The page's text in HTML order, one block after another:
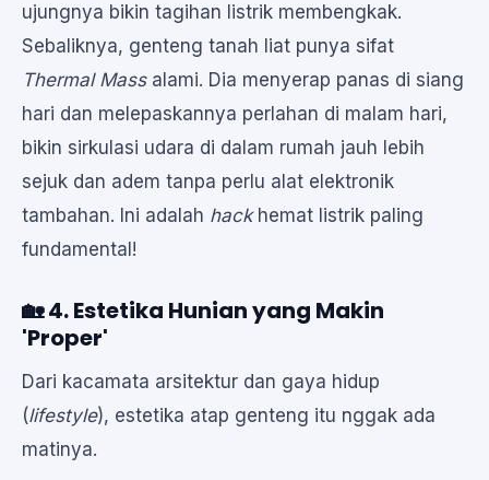
ujungnya bikin tagihan listrik membengkak.
Sebaliknya, genteng tanah liat punya sifat
Thermal Massalami. Dia menyerap panas di siang
hari dan melepaskannya perlahan di malam hari,
bikin sirkulasi udara di dalam rumah jauh lebih
sejuk dan adem tanpa perlu alat elektronik
tambahan. Ini adalah hackhemat listrik paling
fundamental!
🏡 4. Estetika Hunian yang Makin
'Proper'
Dari kacamata arsitektur dan gaya hidup
(lifestyle), estetika atap genteng itu nggak ada
matinya.